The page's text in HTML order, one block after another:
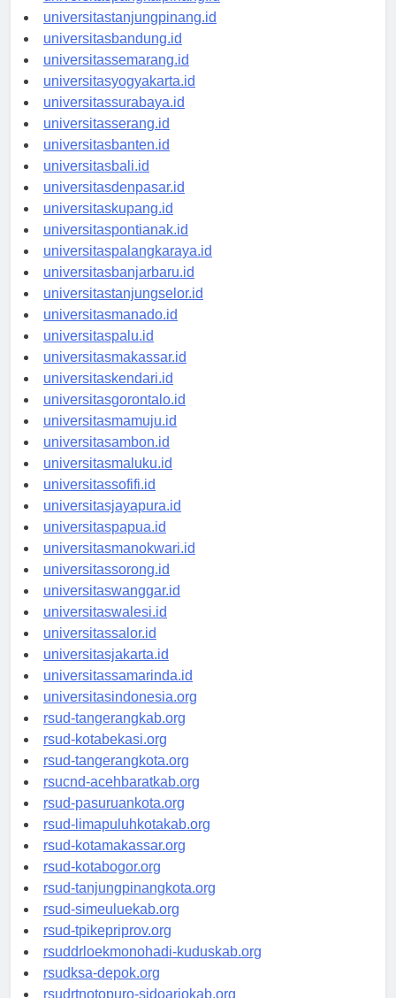
universitaspangkalpinang.id
universitastanjungpinang.id
universitasbandung.id
universitassemarang.id
universitasyogyakarta.id
universitassurabaya.id
universitasserang.id
universitasbanten.id
universitasbali.id
universitasdenpasar.id
universitaskupang.id
universitaspontianak.id
universitaspalangkaraya.id
universitasbanjarbaru.id
universitastanjungselor.id
universitasmanado.id
universitaspalu.id
universitasmakassar.id
universitaskendari.id
universitasgorontalo.id
universitasmamuju.id
universitasambon.id
universitasmaluku.id
universitassofifi.id
universitasjayapura.id
universitaspapua.id
universitasmanokwari.id
universitassorong.id
universitaswanggar.id
universitaswalesi.id
universitassalor.id
universitasjakarta.id
universitassamarinda.id
universitasindonesia.org
rsud-tangerangkab.org
rsud-kotabekasi.org
rsud-tangerangkota.org
rsucnd-acehbaratkab.org
rsud-pasuruankota.org
rsud-limapuluhkotakab.org
rsud-kotamakassar.org
rsud-kotabogor.org
rsud-tanjungpinangkota.org
rsud-simeuluekab.org
rsud-tpikepriprov.org
rsuddrloekmonohadi-kuduskab.org
rsudksa-depok.org